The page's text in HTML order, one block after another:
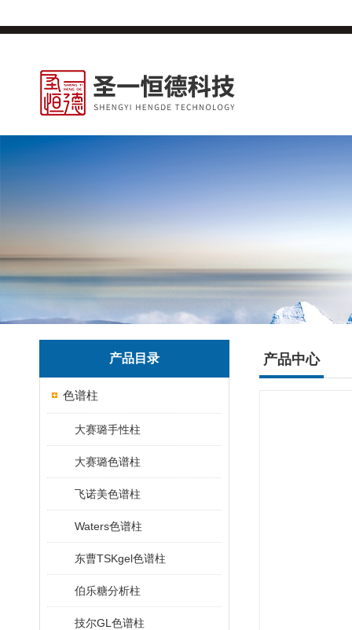
产品目录
色谱柱
大赛璐手性柱
大赛璐色谱柱
飞诺美色谱柱
Waters色谱柱
东曹TSKgel色谱柱
伯乐糖分析柱
技尔GL色谱柱
产品中心